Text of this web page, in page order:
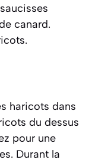
canard.
haricots dans
du dessus
pour une
Durant la